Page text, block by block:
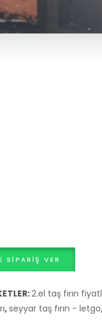
SIPARIŞ VER
2.el taş fırın
,seyyar taş fırın - letgo